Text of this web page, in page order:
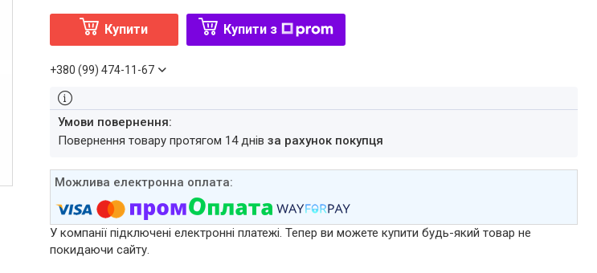
Купити Купити з
+380 (99) 474-11-67
повернення товару протягом 14 днів за рахунок покупця
У компанії підключені електронні платежі. Тепер ви можете купити будь-який товар не
покидаючи сайту.